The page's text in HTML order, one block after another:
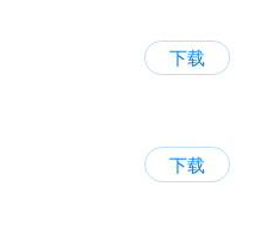
下载
下载